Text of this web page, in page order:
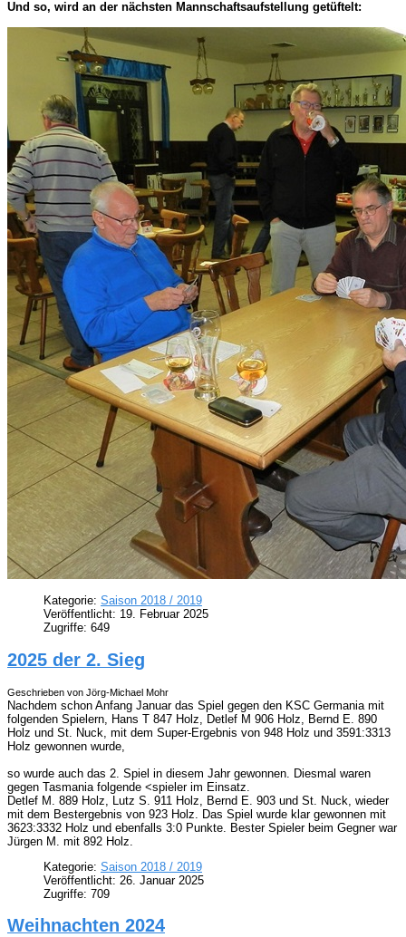
Und so, wird an der nächsten Mannschaftsaufstellung getüftelt:
Kategorie: Saison 2018 / 2019
Veröffentlicht: 19. Februar 2025
Zugriffe: 649
2025 der 2. Sieg
Geschrieben von Jörg-Michael Mohr
Nachdem schon Anfang Januar das Spiel gegen den KSC Germania mit
folgenden Spielern, Hans T 847 Holz, Detlef M 906 Holz, Bernd E. 890
Holz und St. Nuck, mit dem Super-Ergebnis von 948 Holz und 3591:3313
Holz gewonnen wurde,
so wurde auch das 2. Spiel in diesem Jahr gewonnen. Diesmal waren
gegen Tasmania folgende <spieler im Einsatz.
Detlef M. 889 Holz, Lutz S. 911 Holz, Bernd E. 903 und St. Nuck, wieder
mit dem Bestergebnis von 923 Holz. Das Spiel wurde klar gewonnen mit
3623:3332 Holz und ebenfalls 3:0 Punkte. Bester Spieler beim Gegner war
Jürgen M. mit 892 Holz.
Kategorie: Saison 2018 / 2019
Veröffentlicht: 26. Januar 2025
Zugriffe: 709
Weihnachten 2024